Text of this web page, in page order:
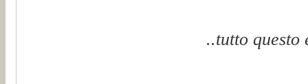
..tutto questo